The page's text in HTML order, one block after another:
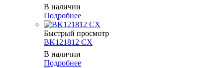
В наличии
Подробнее
Быстрый просмотр
BK121812 CX
В наличии
Подробнее